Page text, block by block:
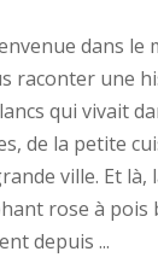
dans le
raconter une
qui vivait
de la petite
ville. Et
rose à
depuis ...